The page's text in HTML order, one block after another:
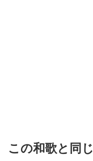
この和歌と同